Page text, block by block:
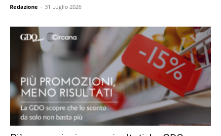
Redazione - 31 Luglio 2026